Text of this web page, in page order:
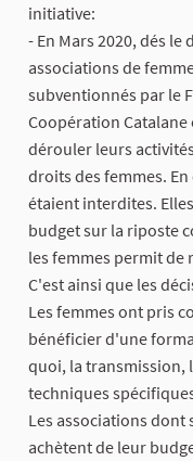
initiative:
- En Mars 2020, dés le
associations de
subventionnés par le
Coopération
dérouler leurs
droits des femmes.
étaient interdites.
budget sur la riposte
les femmes permit de
C'est ainsi que les
Les femmes ont pris
bénéficier d'une
quoi, la transmission,
techniques
Les associations dont
achètent de leur